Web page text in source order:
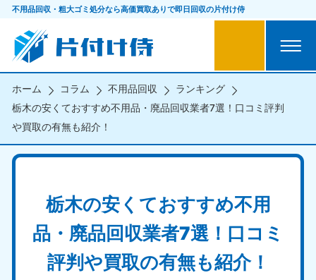
不用品回収・粗大ゴミ処分なら高価買取ありで即日回収の片付け侍
ホーム コラム 不用品回収
ランキング
栃木の安くておすすめ不用品・廃品回収業者7選！口コミ評判
や買取の有無も紹介！
栃木の安くておすすめ不用
品・廃品回収業者7選！口コミ
評判や買取の有無も紹介！